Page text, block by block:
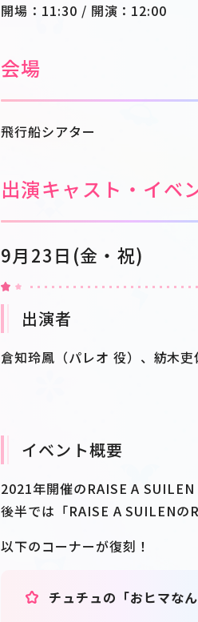
開場：11:30 / 開演：12:00
会場
飛行船シアター
出演キャスト・イベ
9月23日(金・祝)
出演者
倉知玲鳳（パレオ 役）、紡木吏
イベント概要
2021年開催のRAISE A
後半では「RAISE A SUILENの
以下のコーナーが復刻！
チュチュの「おヒマなん